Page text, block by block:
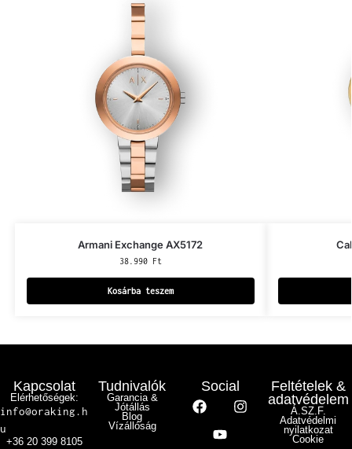
Armani Exchange AX5172
38.990 Ft
Kosárba teszem
Kapcsolat
Elérhetőségek:
info@oraking.h
u
+36 20 399 8105
Tudnivalók
Garancia &
Jótállás
Blog
Vízállóság
Social
Feltételek &
adatvédelem
Á.SZ.F.
Adatvédelmi
nyilatkozat
Cookie